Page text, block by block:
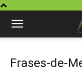
Frases-de-